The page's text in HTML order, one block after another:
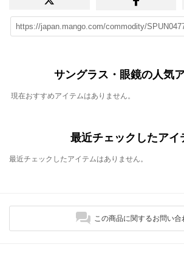
サングラス・眼鏡の人気
現在おすすめアイテムはありません。
最近チェックしたアイ
最近チェックしたアイテムはありません。
この商品に関するお問い合